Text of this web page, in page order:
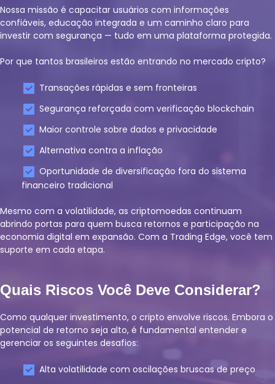
Nossa missão é capacitar usuários com informações
confiáveis, educação integrada e um caminho claro para
investir com segurança — tudo em uma plataforma protegida.
Por que tantos brasileiros estão entrando no mercado cripto?
Transações rápidas e sem fronteiras
Segurança reforçada com verificação blockchain
Maior controle sobre dados e privacidade
Alternativa contra a inflação
Oportunidade de diversificação fora do sistema
financeiro tradicional
Mesmo com a volatilidade, as criptomoedas continuam
abrindo portas para quem busca retornos e participação na
economia digital em expansão. Com a Trading Edge, você tem
suporte em cada etapa.
Quais Riscos Você Deve Considerar?
Como qualquer investimento, o cripto envolve riscos. Embora o
potencial de retorno seja alto, é fundamental entender e
gerenciar os seguintes desafios:
Alta volatilidade com oscilações bruscas de preço